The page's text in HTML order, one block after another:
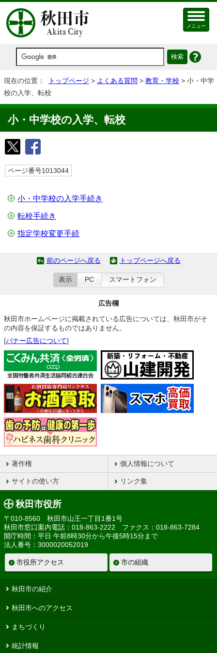
メニュー
現在の位置： トップページ > よくある質問 > 教育・学校 > 小・中学
校の入学、転校
小・中学校の入学、転校
ページ番号1013044
小・中学校の入学手続き
転校手続き
指定学校変更手続
前のページへ戻る トップページへ戻る
表示 PC スマートフォン
広告欄
秋田市ホームページに掲載されている広告については、秋田市がそ
の内容を保証するものではありません。
[バナー広告について]
著作権 個人情報について
サイトの使い方 リンク集
秋田市役所
〒010-8560 秋田市山王一丁目1番1号
秋田市窓口案内電話：018-863-2222 ファクス：018-863-7284
開庁時間：平日 午前8時30分から午後5時15分まで
法人番号：3000020052019
市役所アクセス 市の組織
秋田市の紹介
秋田市へのアクセス
まちづくり
統計情報